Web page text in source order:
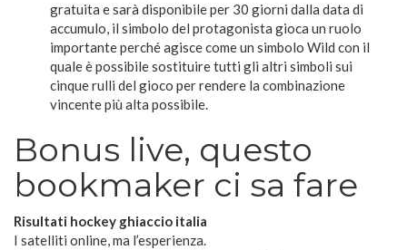
gratuita e sarà disponibile per 30 giorni dalla data di
accumulo, il simbolo del protagonista gioca un ruolo
importante perché agisce come un simbolo Wild con il
quale è possibile sostituire tutti gli altri simboli sui
cinque rulli del gioco per rendere la combinazione
vincente più alta possibile.
Bonus live, questo
bookmaker ci sa fare
Risultati hockey ghiaccio italia
I satelliti online, ma l’esperienza.